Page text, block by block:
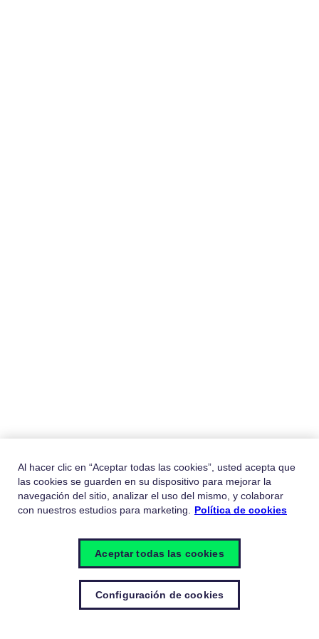
Al hacer clic en “Aceptar todas las cookies”, usted acepta que
las cookies se guarden en su dispositivo para mejorar la
navegación del sitio, analizar el uso del mismo, y colaborar
con nuestros estudios para marketing.
Política de cookies
Configuración de cookies
Aceptar todas las cookies